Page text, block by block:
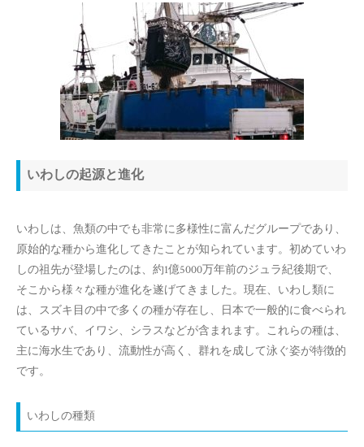
いわしの起源と進化
いわしは、魚類の中でも非常に多様性に富んだグループであり、
原始的な種から進化してきたことが知られています。初めていわ
しの祖先が登場したのは、約1億5000万年前のジュラ紀後期で、
そこから様々な種が進化を遂げてきました。現在、いわし類に
は、スズキ目の中で多くの種が存在し、日本で一般的に食べられ
ているサバ、イワシ、シラスなどが含まれます。これらの種は、
主に海水生であり、流動性が高く、群れを成して泳ぐ姿が特徴的
です。
いわしの種類